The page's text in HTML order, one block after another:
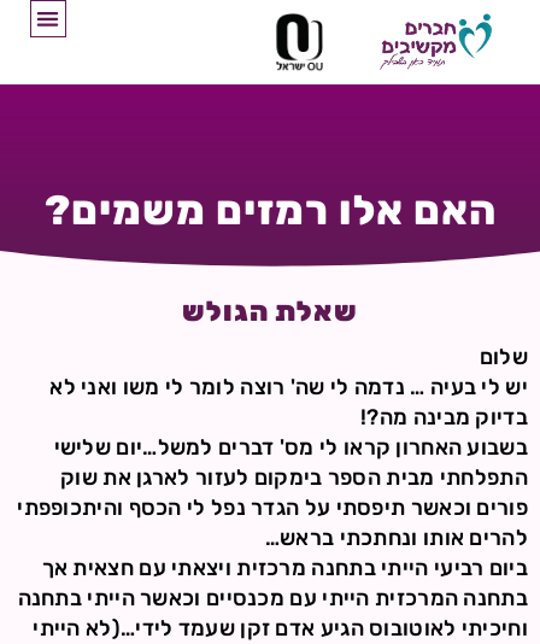
האם אלו רמזים משמים?
שאלת הגולש
שלום
יש לי בעיה … נדמה לי שה' רוצה לומר לי משו ואני לא
בדיוק מבינה מה?!
בשבוע האחרון קראו לי מס' דברים למשל…יום שלישי
התפלחתי מבית הספר בימקום לעזור לארגן את שוק
פורים וכאשר תיפסתי על הגדר נפל לי הכסף והיתכופפתי
להרים אותו ונחתכתי בראש…
ביום רביעי הייתי בתחנה מרכזית ויצאתי עם חצאית אך
בתחנה המרכזית הייתי עם מכנסיים וכאשר הייתי בתחנה
וחיכיתי לאוטובוס הגיע אדם זקן שעמד לידי…(לא הייתי